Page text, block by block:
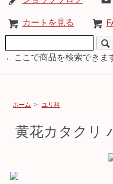
カートを見る
←ここで商品を検索できま
ホーム > ユリ科
黄花カタクリ